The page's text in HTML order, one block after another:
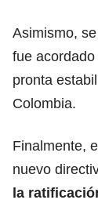
Asimismo,
fue
pronta
Colombia.
Finalmente,
nuevo
la